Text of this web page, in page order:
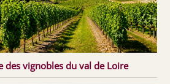
des vignobles du val de Loire